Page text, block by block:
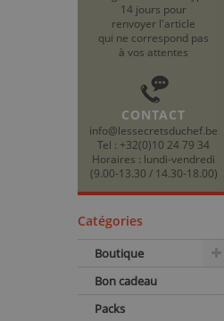
14 jours pour
renvoyer l'article
qui ne correspond pas
à vos attentes
CONTACT
info@lessecretsduchef.be
Tel : +32(0)10 24 79 34
Horaires : lundi-vendredi
(9.00-13.30 / 14.30-18.00)
Catégories
Boutique
Bon cadeau
Packs